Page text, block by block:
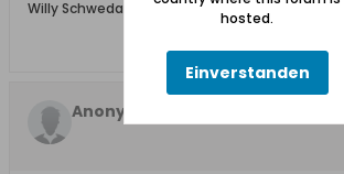
Willy Schweda
Anonymus
hosted.
Einverstanden